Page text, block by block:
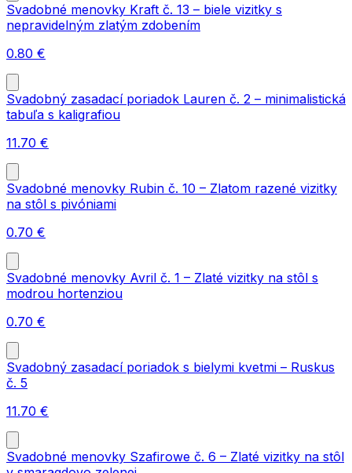
Svadobné menovky Kraft č. 13 – biele vizitky s
nepravidelným zlatým zdobením
0.80 €
Svadobný zasadací poriadok Lauren č. 2 – minimalistická
tabuľa s kaligrafiou
11.70 €
Svadobné menovky Rubin č. 10 – Zlatom razené vizitky
na stôl s pivóniami
0.70 €
Svadobné menovky Avril č. 1 – Zlaté vizitky na stôl s
modrou hortenziou
0.70 €
Svadobný zasadací poriadok s bielymi kvetmi – Ruskus
č. 5
11.70 €
Svadobné menovky Szafirowe č. 6 – Zlaté vizitky na stôl